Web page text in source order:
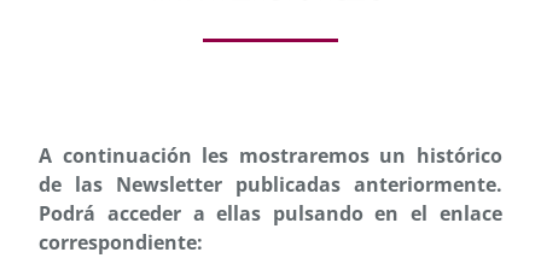
A continuación les mostraremos un histórico
de las Newsletter publicadas anteriormente.
Podrá acceder a ellas pulsando en el enlace
correspondiente: